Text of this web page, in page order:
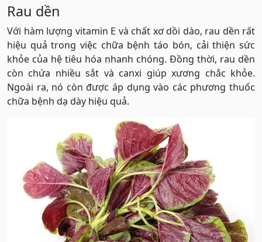
Rau dền
Với hàm lượng vitamin E và chất xơ dồi dào, rau dền rất
hiệu quả trong việc chữa bệnh táo bón, cải thiện sức
khỏe của hệ tiêu hóa nhanh chóng. Đồng thời, rau dền
còn chứa nhiều sắt và canxi giúp xương chắc khỏe.
Ngoài ra, nó còn được áp dụng vào các phương thuốc
chữa bệnh dạ dày hiệu quả.